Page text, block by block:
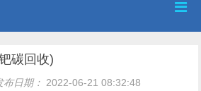
碳回收)
布日期： 2022-06-21 08:32:48